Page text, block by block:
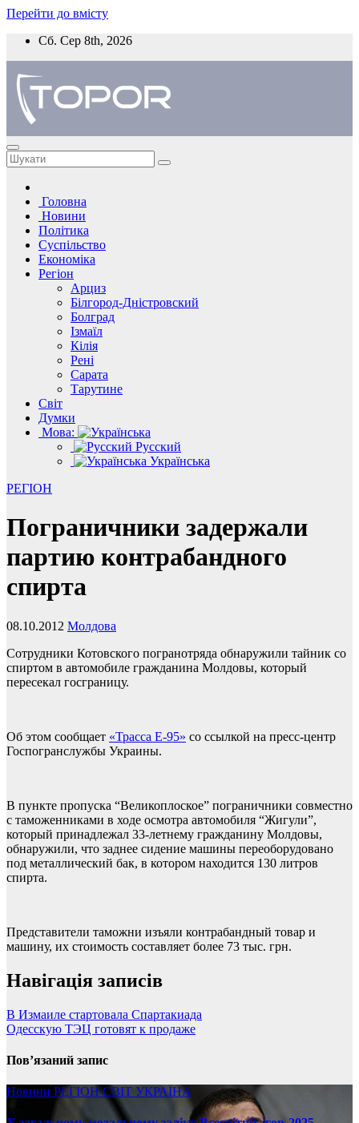
Перейти до вмісту
Сб. Сер 8th, 2026
Головна
Новини
Політика
Суспільство
Економіка
Регіон
Арциз
Білгород-Дністровский
Болград
Ізмаїл
Кілія
Рені
Сарата
Тарутине
Світ
Думки
Мова:
Русский
Українська
РЕГІОН
Пограничники задержали
партию контрабандного
спирта
08.10.2012 Молдова
Сотрудники Котовского погранотряда обнаружили тайник со
спиртом в автомобиле гражданина Молдовы, который
пересекал госграницу.
Об этом сообщает «Трасса Е-95» со ссылкой на пресс-центр
Госпогранслужбы Украины.
В пункте пропуска “Великоплоское” пограничники совместно
с таможенниками в ходе осмотра автомобиля “Жигули”,
который принадлежал 33-летнему гражданину Молдовы,
обнаружили, что заднее сидение машины переоборудовано
под металлический бак, в котором находится 130 литров
спирта.
Представители таможни изъяли контрабандный товар и
машину, их стоимость составляет более 73 тыс. грн.
Навігація записів
В Измаиле стартовала Спартакиада
Одесскую ТЭЦ готовят к продаже
Пов’язаний запис
Новини РЕГІОНСВІТ УКРАЇНА